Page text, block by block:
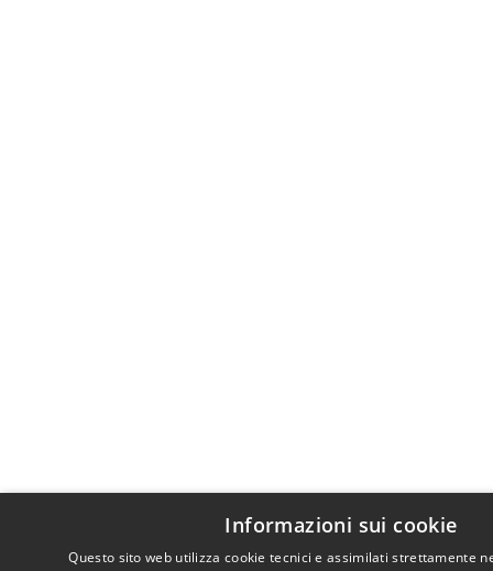
Informazioni sui cookie
Questo sito web utilizza cookie tecnici e assimilati strettamente